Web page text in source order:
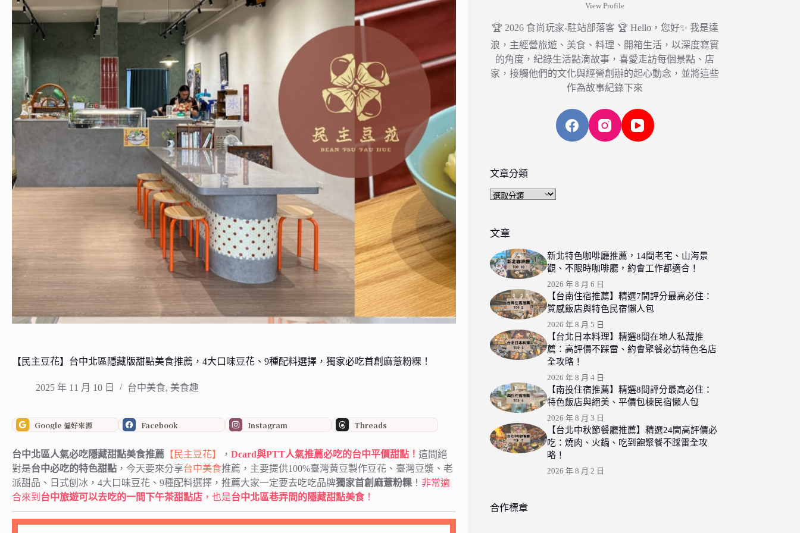
【民主豆花】台中北區隱藏版甜點美食推薦，4大口味豆花、9種配料選擇，獨家必吃首創麻薏粉粿！
2025 年 11 月 10 日 台中美食, 美食趣
Google 偏好來源 Facebook Instagram Threads
台中北區人氣必吃隱藏甜點美食推薦 【民主豆花】 ， Dcard與PTT人氣推薦必吃的台中平價甜點！ 這間絕
對是台中必吃的特色甜點 ，今天要來分享台中美食推薦，主要提供100%臺灣黃豆製作豆花、臺灣豆漿、老
派甜品、日式刨冰，4大口味豆花、9種配料選擇，推薦大家一定要去吃吃品牌獨家首創麻薏粉粿 ！ 非常適
合來到 台中旅遊可以去吃的一間下午茶甜點店 ，也是台中北區巷弄間的隱藏甜點美食！
View Profile
🏆 2026 食尚玩家-駐站部落客 🏆 Hello，您好✨ 我是達
浪，主經營旅遊、美食、料理、開箱生活，以深度寫實
的角度，紀錄生活點滴故事，喜愛走訪每個景點、店
家，接觸他們的文化與經營創辦的起心動念，並將這些
作為故事紀錄下來
文章分類
文
類
文章
新北特色咖啡廳推薦，14間老宅、山海景
觀、不限時咖啡廳，約會工作都適合！
2026 年 8 月 6 日
【台南住宿推薦】精選7間評分最高必住：
質感飯店與特色民宿懶人包
2026 年 8 月 5 日
【台北日本料理】精選8間在地人私藏推
薦：高評價不踩雷、約會聚餐必訪特色名店
全攻略！
2026 年 8 月 4 日
【南投住宿推薦】精選8間評分最高必住：
特色飯店與絕美、平價包棟民宿懶人包
2026 年 8 月 3 日
【台北中秋節餐廳推薦】精選24間高評價必
吃：燒肉、火鍋、吃到飽聚餐不踩雷全攻
略！
2026 年 8 月 2 日
合作標章